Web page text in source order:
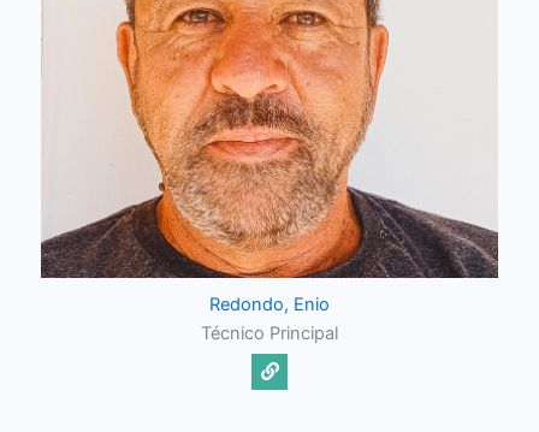
Redondo, Enio
Técnico Principal